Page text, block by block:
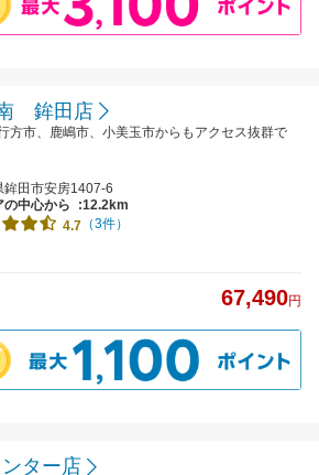
鉾田店
方市、鹿嶋市、小美玉市からもアクセス抜群で
鉾田市安房1407-6
の中心から
:12.2km
4.7 （3件）
67,490円
ター店